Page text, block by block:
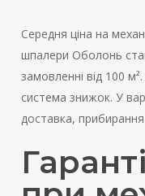
Середня ціна на
шпалери Оболонь
замовленні від 100
система знижок. У
доставка, прибирання